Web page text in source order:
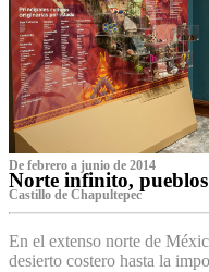
De febrero a junio de 2014
Norte infinito,
Castillo de Chapultepec
En el extenso norte de
desierto costero hasta la